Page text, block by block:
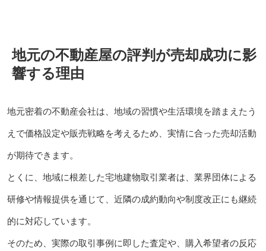
地元の不動産屋の評判が売却成功に影
響する理由
地元密着の不動産会社は、地域の習慣や生活環境を踏まえたう
えで価格設定や販売戦略を考えるため、実情に合った売却活動
が期待できます。
とくに、地域に根差した宅地建物取引業者は、業界団体による
研修や情報提供を通じて、近隣の成約動向や制度改正にも継続
的に対応しています。
そのため、実際の取引事例に即した査定や、購入希望者の反応